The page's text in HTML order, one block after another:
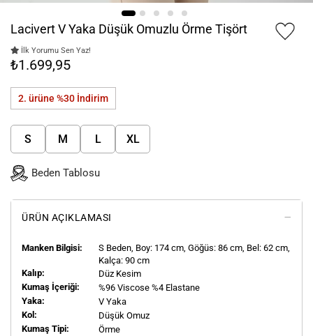
Lacivert V Yaka Düşük Omuzlu Örme Tişört
İlk Yorumu Sen Yaz!
₺1.699,95
2. ürüne %30 İndirim
S M L XL
Beden Tablosu
ÜRÜN AÇIKLAMASI
Manken Bilgisi: S Beden, Boy: 174 cm, Göğüs: 86 cm, Bel: 62 cm,
Kalça: 90 cm
Kalıp:
Düz Kesim
Kumaş İçeriği:
%96 Viscose %4 Elastane
Yaka:
V Yaka
Kol:
Düşük Omuz
Kumaş Tipi:
Örme